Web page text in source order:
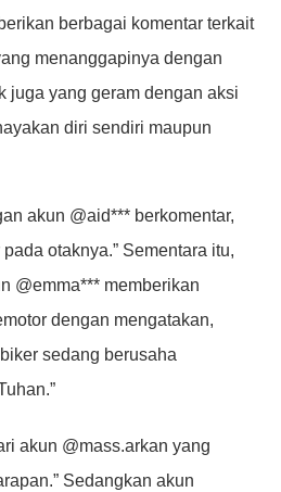
berbagai komentar terkait
menanggapinya dengan
juga yang geram dengan aksi
diri sendiri maupun
akun @aid*** berkomentar,
otaknya.” Sementara itu,
@emma*** memberikan
dengan mengatakan,
sedang berusaha
akun @mass.arkan yang
Sedangkan akun